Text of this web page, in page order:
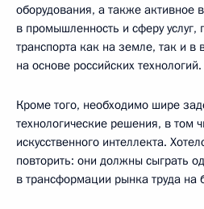
оборудования, а также активное
в промышленность и сферу услуг,
транспорта как на земле, так и в
на основе российских технологий.
Кроме того, необходимо шире
технологические решения, в том
искусственного интеллекта.
повторить: они должны сыграть
в трансформации рынка труда на